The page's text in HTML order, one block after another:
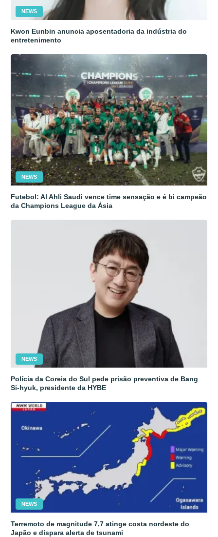
NEWS
Kwon Eunbin anuncia aposentadoria da indústria do
entretenimento
NEWS
Futebol: Al Ahli Saudi vence time sensação e é bi campeão
da Champions League da Ásia
NEWS
Polícia da Coreia do Sul pede prisão preventiva de Bang
Si-hyuk, presidente da HYBE
NEWS
Terremoto de magnitude 7,7 atinge costa nordeste do
Japão e dispara alerta de tsunami